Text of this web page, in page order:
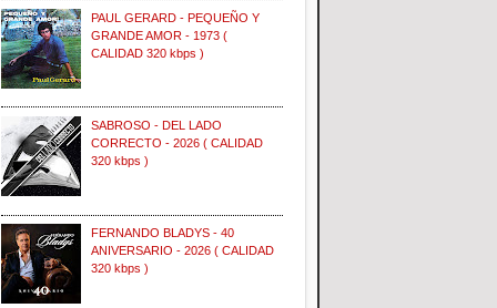
PAUL GERARD - PEQUEÑO Y
GRANDE AMOR - 1973 (
CALIDAD 320 kbps )
SABROSO - DEL LADO
CORRECTO - 2026 ( CALIDAD
320 kbps )
FERNANDO BLADYS - 40
ANIVERSARIO - 2026 ( CALIDAD
320 kbps )